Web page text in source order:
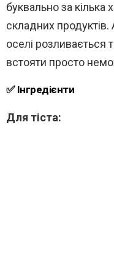
буквально за кілька
складних продуктів.
оселі розливається
встояти просто
✅ Інгредієнти
Для тіста: